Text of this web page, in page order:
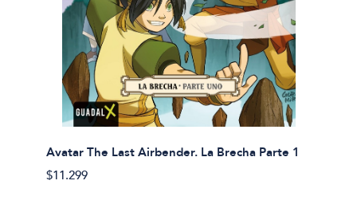
Avatar The Last Airbender. La Brecha Parte 1
$11.299